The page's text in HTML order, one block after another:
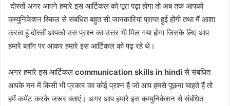
दोस्तों अगर आपने हमारे इस आर्टिकल को पूरा पढ़ा होगा तो अब तक आपको
कम्युनिकेशन स्किल से संबंधित बहुत सी जानकारियां प्राप्त हुई होंगी तथा मैं आशा
करता हूं दोस्तों आपको उस प्रश्न का उत्तर भी मिल गया होगा जिसके लिए आप
हमारे ब्लॉग पर आकर हमारे इस आर्टिकल को पढ़ रहे थे।
अगर हमारे इस आर्टिकल communication skills in hindiसे संबंधित
आपके मन में किसी भी प्रकार का कोई प्रश्न है जो आप हमसे पूछना चाहते हैं तो
हमें कमेंट करके जरूर बताएं। अगर आप हमारे इस कम्युनिकेशन से संबंधित